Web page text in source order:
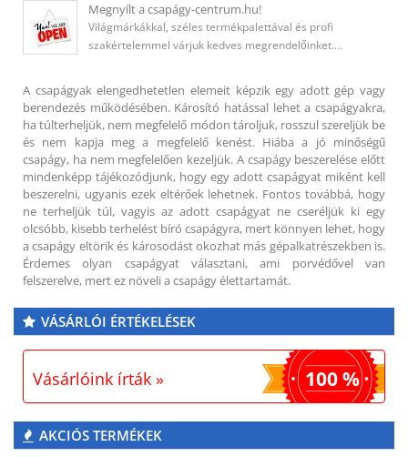
Megnyílt a csapágy-centrum.hu!
Világmárkákkal, széles termékpalettával és profi
szakértelemmel várjuk kedves megrendelőinket.…
A csapágyak elengedhetetlen elemeit képzik egy adott gép vagy
berendezés működésében. Károsító hatással lehet a csapágyakra,
ha túlterheljük, nem megfelelő módon tároljuk, rosszul szereljük be
és nem kapja meg a megfelelő kenést. Hiába a jó minőségű
csapágy, ha nem megfelelően kezeljük. A csapágy beszerelése előtt
mindenképp tájékozódjunk, hogy egy adott csapágyat miként kell
beszerelni, ugyanis ezek eltérőek lehetnek. Fontos továbbá, hogy
ne terheljük túl, vagyis az adott csapágyat ne cseréljük ki egy
olcsóbb, kisebb terhelést bíró csapágyra, mert könnyen lehet, hogy
a csapágy eltörik és károsodást okozhat más gépalkatrészekben is.
Érdemes olyan csapágyat választani, ami porvédővel van
felszerelve, mert ez növeli a csapágy élettartamát.
VÁSÁRLÓI ÉRTÉKELÉSEK
Vásárlóink írták » 100 %
AKCIÓS TERMÉKEK